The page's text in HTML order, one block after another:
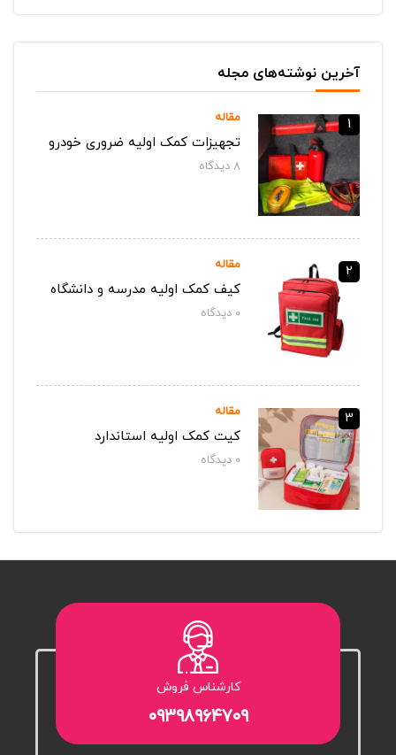
آخرین نوشته‌های مجله
مقاله
تجهیزات کمک اولیه ضروری خودرو
8دیدگاه‌
2 مقاله
کیف کمک اولیه مدرسه و دانشگاه
0دیدگاه‌
3 مقاله
کیت کمک اولیه استاندارد
0دیدگاه‌
کارشناس فروش
۰۹۳۹۸۹۶۴۷۰۹